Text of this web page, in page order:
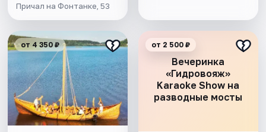
Причал на Фонтанке, 53
от 4 350 ₽
Вечеринка
«Гидровояж»
Karaoke Show на
разводные мосты
от 2 500 ₽